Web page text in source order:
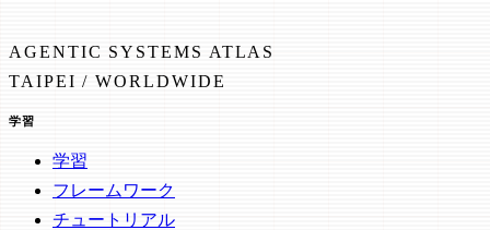
AGENTIC SYSTEMS ATLAS
TAIPEI / WORLDWIDE
学習
学習
フレームワーク
チュートリアル